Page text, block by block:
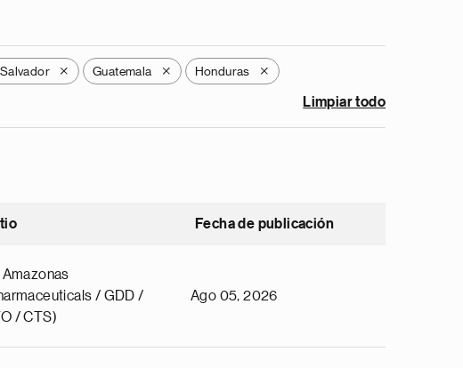
Salvador X Guatemala X Honduras X
Limpiar todo
Fecha de publicación
Amazonas
/ GDD /
/ CTS)
Ago 05, 2026